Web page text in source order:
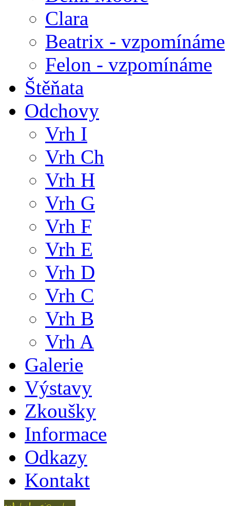
Clara
Beatrix - vzpomínáme
Felon - vzpomínáme
Štěňata
Odchovy
Vrh I
Vrh Ch
Vrh H
Vrh G
Vrh F
Vrh E
Vrh D
Vrh C
Vrh B
Vrh A
Galerie
Výstavy
Zkoušky
Informace
Odkazy
Kontakt